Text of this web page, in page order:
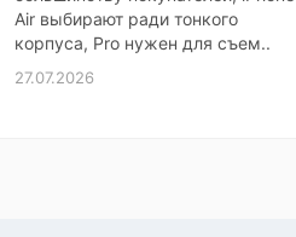
Air выбирают ради тонкого
корпуса, Pro нужен для съем..
27.07.2026